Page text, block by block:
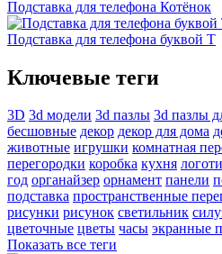
Подставка для телефона Котёнок
Подставка для телефона буквой Т
Ключевые теги
3D 3d модели 3d пазлы 3d пазлы
бесшовные декор декор для дома
животные игрушки комнатная
перегородки коробка кухня
год органайзер орнамент панели
подставка пространственные
рисунки рисунок светильник
цветочные цветы часы экранные
Показать все теги